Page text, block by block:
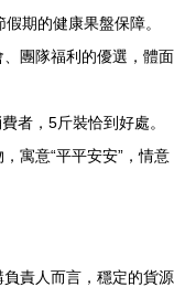
期的健康果盤保障。
團隊福利的優選，體面
者，5斤裝恰到好處。
寓意“平平安安”，情意
責人而言，穩定的貨源